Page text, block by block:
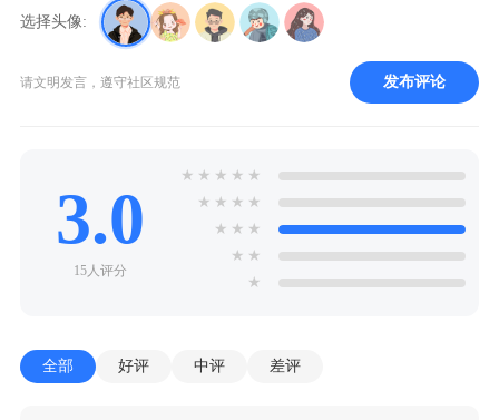
选择头像:
请文明发言，遵守社区规范 发布评论
3.0
15人评分
★ ★ ★ ★ ★
★ ★ ★ ★
★ ★ ★
★ ★
★
全部 好评 中评 差评